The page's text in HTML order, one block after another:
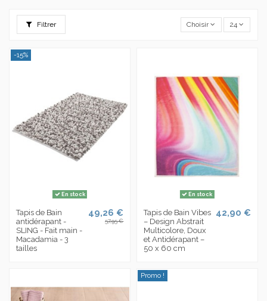
Filtrer Choisir 24
-15%
En stock
Tapis de Bain
antidérapant -
SLING - Fait main -
Macadamia - 3
tailles
49,26 €
57,95 €
En stock
Tapis de Bain Vibes
– Design Abstrait
Multicolore, Doux
et Antidérapant –
50 x 60 cm
42,90 €
Promo !